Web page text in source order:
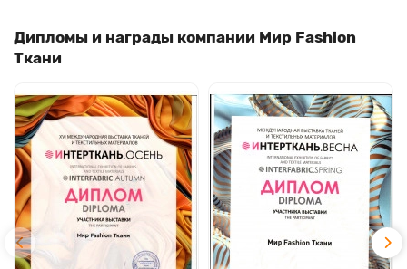
Дипломы и награды компании Мир Fashion
Ткани